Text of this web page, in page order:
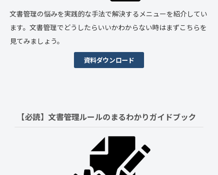
文書管理の悩みを実践的な手法で解決するメニューを紹介してい
ます。文書管理でどうしたらいいかわからない時はまずこちらを
見てみましょう。
資料ダウンロード
【必読】文書管理ルールのまるわかりガイドブック